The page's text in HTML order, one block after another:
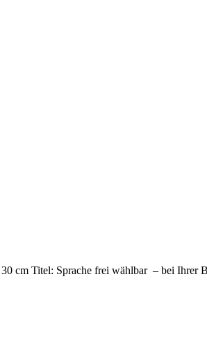
cm Titel: Sprache frei wählbar – bei Ihrer